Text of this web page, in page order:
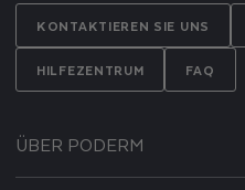
KONTAKTIEREN SIE UNS
HILFEZENTRUM FAQ
ÜBER PODERM